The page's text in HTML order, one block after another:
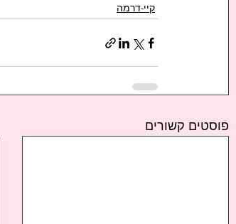
קיי-דרמה
פוסטים קשורים